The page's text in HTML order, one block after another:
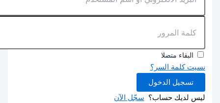
البقاء متصلا
نسيت كلمة السر؟
تسجيل الدخول
ليس لديك حساب؟ سجّل الآن